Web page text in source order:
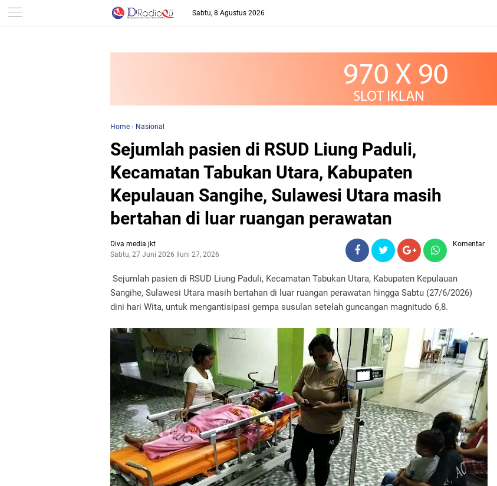
-->
Sabtu, 8 Agustus 2026
Home › Nasional
Sejumlah pasien di RSUD Liung Paduli,
Kecamatan Tabukan Utara, Kabupaten
Kepulauan Sangihe, Sulawesi Utara masih
bertahan di luar ruangan perawatan
Diva media jkt
Sabtu, 27 Juni 2026 Juni 27, 2026
Komentar
Sejumlah pasien di RSUD Liung Paduli, Kecamatan Tabukan Utara, Kabupaten Kepulauan
Sangihe, Sulawesi Utara masih bertahan di luar ruangan perawatan hingga Sabtu (27/6/2026)
dini hari Wita, untuk mengantisipasi gempa susulan setelah guncangan magnitudo 6,8.